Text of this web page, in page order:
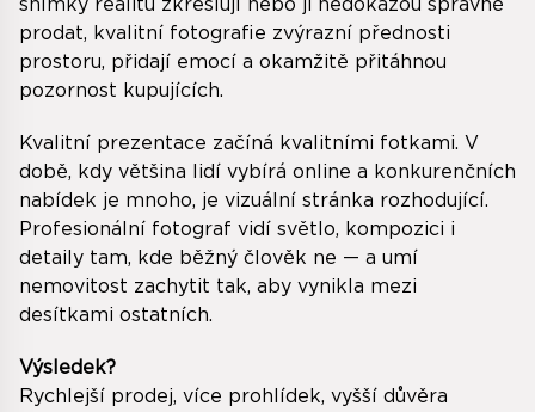
snímky realitu zkreslují nebo ji nedokážou správně
prodat, kvalitní fotografie zvýrazní přednosti
prostoru, přidají emocí a okamžitě přitáhnou
pozornost kupujících.
Kvalitní prezentace začíná kvalitními fotkami. V
době, kdy většina lidí vybírá online a konkurenčních
nabídek je mnoho, je vizuální stránka rozhodující.
Profesionální fotograf vidí světlo, kompozici i
detaily tam, kde běžný člověk ne — a umí
nemovitost zachytit tak, aby vynikla mezi
desítkami ostatních.
Výsledek?
Rychlejší prodej, více prohlídek, vyšší důvěra